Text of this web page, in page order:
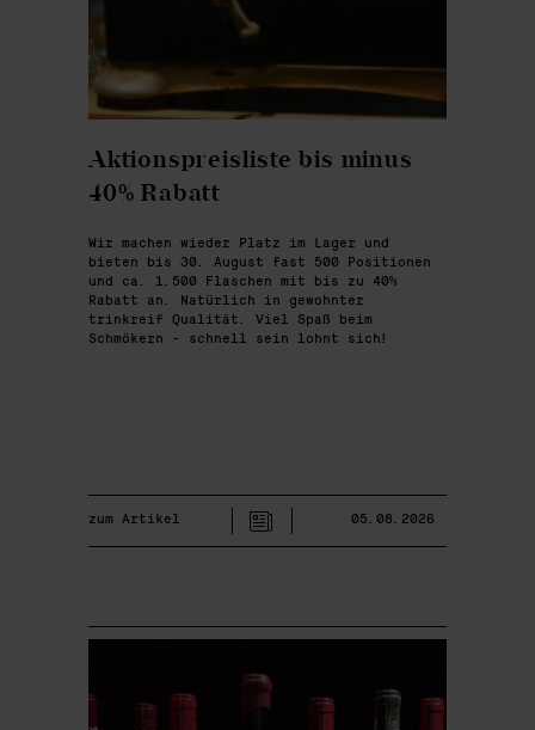
Aktionspreisliste bis minus
40% Rabatt
Wir machen wieder Platz im Lager und
bieten bis 30. August fast 500 Positionen
und ca. 1.500 Flaschen mit bis zu 40%
Rabatt an. Natürlich in gewohnter
trinkreif Qualität. Viel Spaß beim
Schmökern - schnell sein lohnt sich!
zum Artikel 05.08.2026